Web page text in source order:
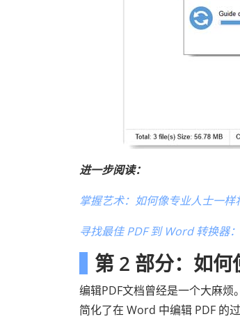
进一步阅读：
掌握艺术：如何像专业人士一
寻找最佳 PDF 到 Word 转换器
第 2 部分：如
编辑PDF文档曾经是一个大麻
简化了在 Word 中编辑 PDF 的